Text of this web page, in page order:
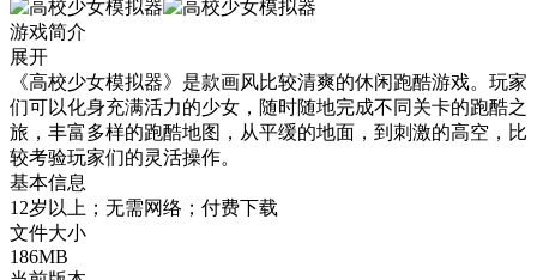
游戏简介
展开
《高校少女模拟器》是款画风比较清爽的休闲跑酷游戏。玩家
们可以化身充满活力的少女，随时随地完成不同关卡的跑酷之
旅，丰富多样的跑酷地图，从平缓的地面，到刺激的高空，比
较考验玩家们的灵活操作。
基本信息
12岁以上；无需网络；付费下载
文件大小
186MB